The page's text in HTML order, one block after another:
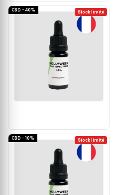
Stock limité
CBD - 40%
Stock limité
CBD - 10%